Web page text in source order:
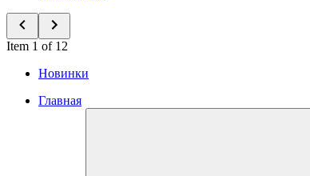
Item 1 of 12
Новинки
Главная